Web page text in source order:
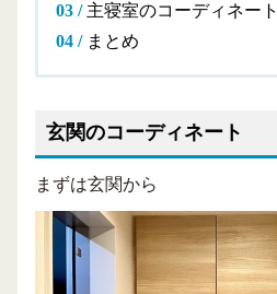
主寝室のコーディネート
まとめ
玄関のコーディネート
まずは玄関から